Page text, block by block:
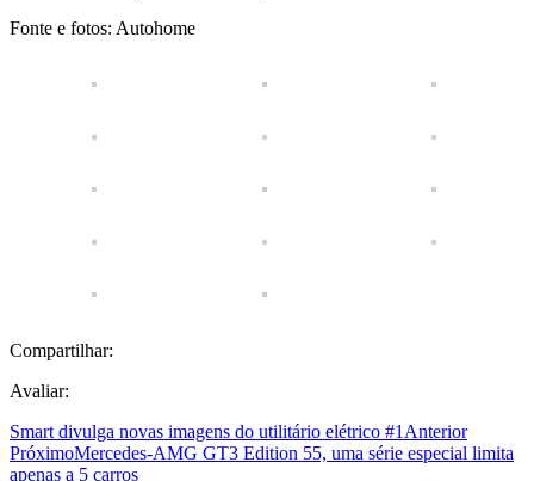
Fonte e fotos: Autohome
Compartilhar:
Avaliar:
Smart divulga novas imagens do utilitário elétrico #1 Anterior
PróximoMercedes-AMG GT3 Edition 55, uma série especial limita
apenas a 5 carros